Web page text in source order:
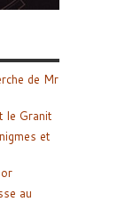
de Mr
le Granit
et
au